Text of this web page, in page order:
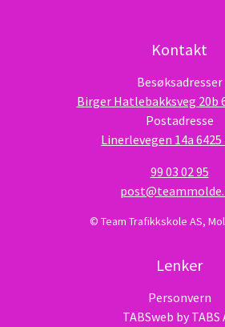
Kontakt
Besøksadresser
Birger Hatlebakksveg 20b
Postadresse
Linerlevegen 14a 6425
99 03 02 95
© Team Trafikkskole AS,
Lenker
Personvern
TABSweb by TABS